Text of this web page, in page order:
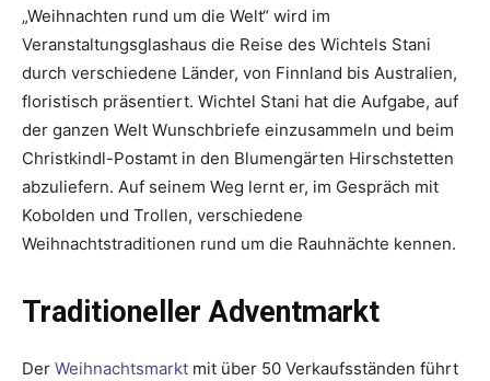
„Weihnachten rund um die Welt“ wird im
Veranstaltungsglashaus die Reise des Wichtels Stani
durch verschiedene Länder, von Finnland bis Australien,
floristisch präsentiert. Wichtel Stani hat die Aufgabe, auf
der ganzen Welt Wunschbriefe einzusammeln und beim
Christkindl-Postamt in den Blumengärten Hirschstetten
abzuliefern. Auf seinem Weg lernt er, im Gespräch mit
Kobolden und Trollen, verschiedene
Weihnachtstraditionen rund um die Rauhnächte kennen.
Traditioneller Adventmarkt
Der Weihnachtsmarkt mit über 50 Verkaufsständen führt